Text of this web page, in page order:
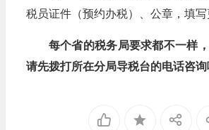
税员证件（预约办税）、公章，填写
每个省的税务局要求都不一样
请先拨打所在分局导税台的电话咨询